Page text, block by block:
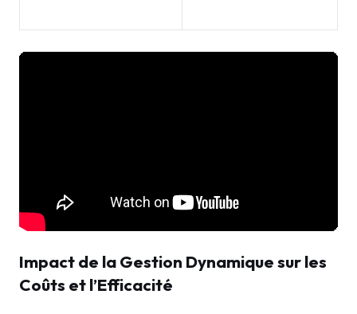
Impact de la Gestion Dynamique sur les
Coûts et l’Efficacité